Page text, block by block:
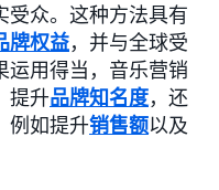
受众。这种方法具有
牌权益，并与全球受
运用得当，音乐营销
提升品牌知名度，还
例如提升销售额以及